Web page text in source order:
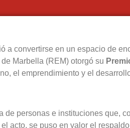
a convertirse en un espacio de
Marbella (REM) otorgó su
el emprendimiento y el
de personas e instituciones que,
acto, se puso en valor el